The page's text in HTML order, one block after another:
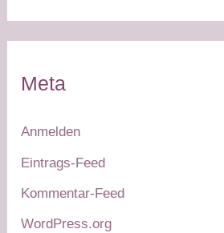
Meta
Anmelden
Eintrags-Feed
Kommentar-Feed
WordPress.org